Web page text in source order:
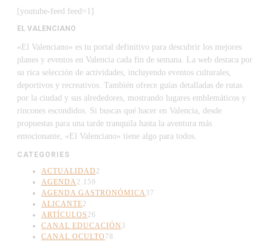
[youtube-feed feed=1]
EL VALENCIANO
«El Valenciano» es tu portal definitivo para descubrir los mejores
planes y eventos en Valencia cada fin de semana. La web destaca por
su rica selección de actividades, incluyendo eventos culturales,
deportivos y recreativos. También ofrece guías detalladas de rutas
por la ciudad y sus alrededores, mostrando lugares emblemáticos y
rincones escondidos. Si buscas qué hacer en Valencia, desde
propuestas para una tarde tranquila hasta la aventura más
emocionante, «El Valenciano» tiene algo para todos.
CATEGORIES
ACTUALIDAD 2
AGENDA2.159
AGENDA GASTRONÓMICA37
ALICANTE2
ARTÍCULOS 26
CANAL EDUCACIÓN 3
CANAL OCULTO 78